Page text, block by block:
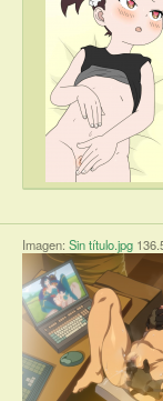
Imagen: Sin título.jpg